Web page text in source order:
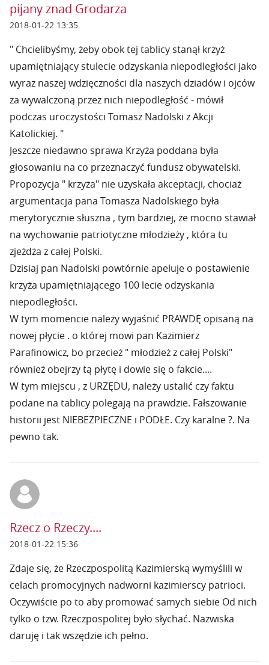
pijany znad Grodarza
2018-01-22 13:35
" Chcielibyśmy, żeby obok tej tablicy stanął krzyż
upamiętniający stulecie odzyskania niepodległości jako
wyraz naszej wdzięczności dla naszych dziadów i ojców
za wywalczoną przez nich niepodległość - mówił
podczas uroczystości Tomasz Nadolski z Akcji
Katolickiej. "
Jeszcze niedawno sprawa Krzyża poddana była
głosowaniu na co przeznaczyć fundusz obywatelski.
Propozycja " krzyża" nie uzyskała akceptacji, chociaż
argumentacja pana Tomasza Nadolskiego była
merytorycznie słuszna , tym bardziej, że mocno stawiał
na wychowanie patriotyczne młodzieży , która tu
zjeżdża z całej Polski.
Dzisiaj pan Nadolski powtórnie apeluje o postawienie
krzyża upamiętniającego 100 lecie odzyskania
niepodległości.
W tym momencie należy wyjaśnić PRAWDĘ opisaną na
nowej płycie . o której mowi pan Kazimierz
Parafinowicz, bo przecież " młodzież z całej Polski"
również obejrzy tą płytę i dowie się o fakcie....
W tym miejscu , z URZĘDU, należy ustalić czy faktu
podane na tablicy polegają na prawdzie. Fałszowanie
historii jest NIEBEZPIECZNE i PODŁE. Czy karalne ?. Na
pewno tak.
Rzecz o Rzeczy....
2018-01-22 15:36
Zdaje się, że Rzeczpospolitą Kazimierską wymyślili w
celach promocyjnych nadworni kazimierscy patrioci.
Oczywiście po to aby promować samych siebie Od nich
tylko o tzw. Rzeczpospolitej było słychać. Nazwiska
daruję i tak wszędzie ich pełno.